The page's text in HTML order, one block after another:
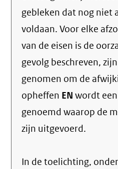
gebleken dat nog niet
voldaan. Voor elke
van de eisen is de
gevolg beschreven,
genomen om de
opheffen EN wordt
genoemd waarop de
zijn uitgevoerd.
In de toelichting,